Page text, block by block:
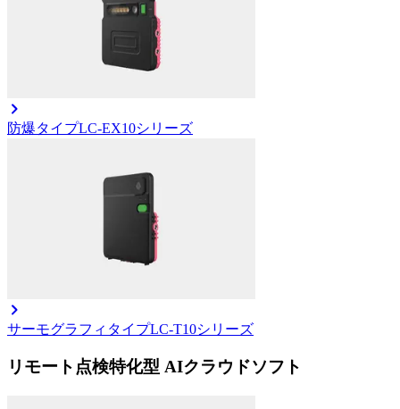
防爆タイプLC-EX10シリーズ
サーモグラフィタイプLC-T10シリーズ
リモート点検特化型 AIクラウドソフト